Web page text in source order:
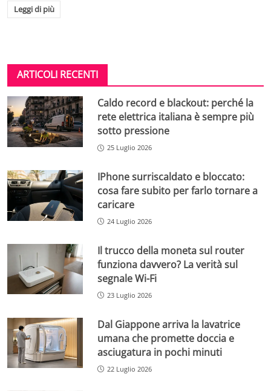
Leggi di più
ARTICOLI RECENTI
Caldo record e blackout: perché la
rete elettrica italiana è sempre più
sotto pressione
25 Luglio 2026
IPhone surriscaldato e bloccato:
cosa fare subito per farlo tornare a
caricare
24 Luglio 2026
Il trucco della moneta sul router
funziona davvero? La verità sul
segnale Wi-Fi
23 Luglio 2026
Dal Giappone arriva la lavatrice
umana che promette doccia e
asciugatura in pochi minuti
22 Luglio 2026